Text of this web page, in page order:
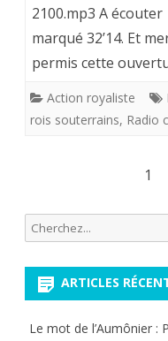
Courtoisie
annonce-
à
nouveau-
du
2100.mp3 A
marqué 32’14. Et
permis cette
Action royaliste
rois souterrains, Radio
publications
1
Recherche
pour:
ARTICLES
Le mot de l’Aumônier :